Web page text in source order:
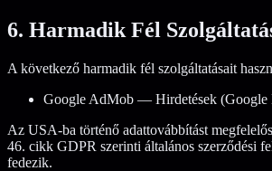
6. Harmadik Fél
A következő harmadik fél szolgáltatásait
Google AdMob — Hirdetések
Az USA-ba történő adattovábbítást
46. cikk GDPR szerinti általános szerződési
fedezik.